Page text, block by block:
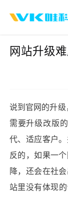
网站升级
说到官网的升
需要升级改版
代、适应客户
反的，如果一
降，还会在社
站里没有体现